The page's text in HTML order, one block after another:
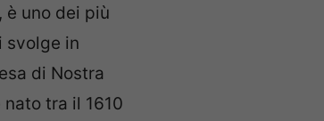
, è uno dei più
svolge in
di Nostra
tra il 1610